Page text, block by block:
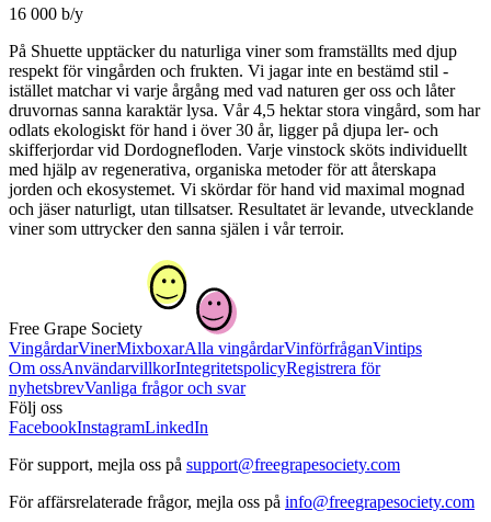
16 000 b/y
På Shuette upptäcker du naturliga viner som framställts med djup
respekt för vingården och frukten. Vi jagar inte en bestämd stil -
istället matchar vi varje årgång med vad naturen ger oss och låter
druvornas sanna karaktär lysa. Vår 4,5 hektar stora vingård, som har
odlats ekologiskt för hand i över 30 år, ligger på djupa ler- och
skifferjordar vid Dordognefloden. Varje vinstock sköts individuellt
med hjälp av regenerativa, organiska metoder för att återskapa
jorden och ekosystemet. Vi skördar för hand vid maximal mognad
och jäser naturligt, utan tillsatser. Resultatet är levande, utvecklande
viner som uttrycker den sanna själen i vår terroir.
Free Grape Society
VingårdarVinerMixboxarAlla vingårdarVinförfråganVintips
Om ossAnvändarvillkorIntegritetspolicyRegistrera för
nyhetsbrevVanliga frågor och svar
Följ oss
FacebookInstagramLinkedIn
För support, mejla oss på support@freegrapesociety.com
För affärsrelaterade frågor, mejla oss på info@freegrapesociety.com